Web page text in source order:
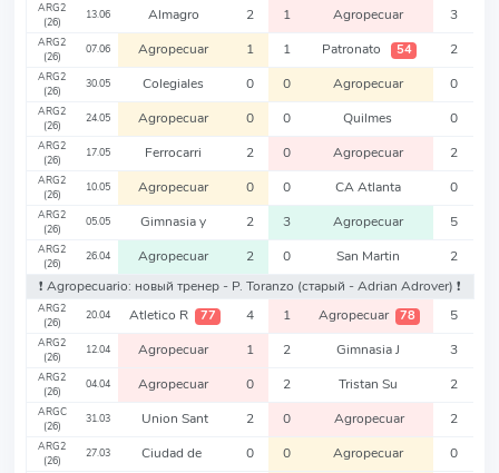
ARG2
(26)
13.06 Almagro 2 1 Agropecuar 3
ARG2
(26)
07.06 Agropecuar 1 1 Patronato 54 2
ARG2
(26)
30.05 Colegiales 0 0 Agropecuar 0
ARG2
(26)
24.05 Agropecuar 0 0 Quilmes 0
ARG2
(26)
17.05 Ferrocarri 2 0 Agropecuar 2
ARG2
(26)
10.05 Agropecuar 0 0 CA Atlanta 0
ARG2
(26)
05.05 Gimnasia y 2 3 Agropecuar 5
ARG2
(26)
26.04 Agropecuar 2 0 San Martin
2
❗️ Agropecuario: новый тренер - P. Toranzo (старый - Adrian Adrover) ❗️
ARG2
(26)
20.04 Atletico R 77 4 1 Agropecuar 78 5
ARG2
(26)
12.04 Agropecuar 1 2 Gimnasia J 3
ARG2
(26)
04.04 Agropecuar 0 2 Tristan Su 2
ARGC
(26)
31.03 Union Sant 2 0 Agropecuar 2
ARG2
(26)
27.03 Ciudad de 0 0 Agropecuar 0